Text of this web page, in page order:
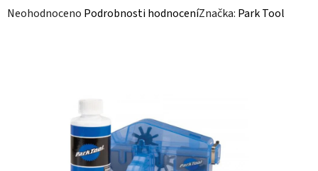
Průměrné
Neohodnoceno Podrobnosti hodnoceníZnačka: Park Tool